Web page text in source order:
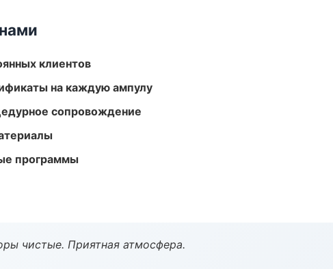
клиентов
на каждую ампулу
сопровождение
программы
чистые. Приятная атмосфера.